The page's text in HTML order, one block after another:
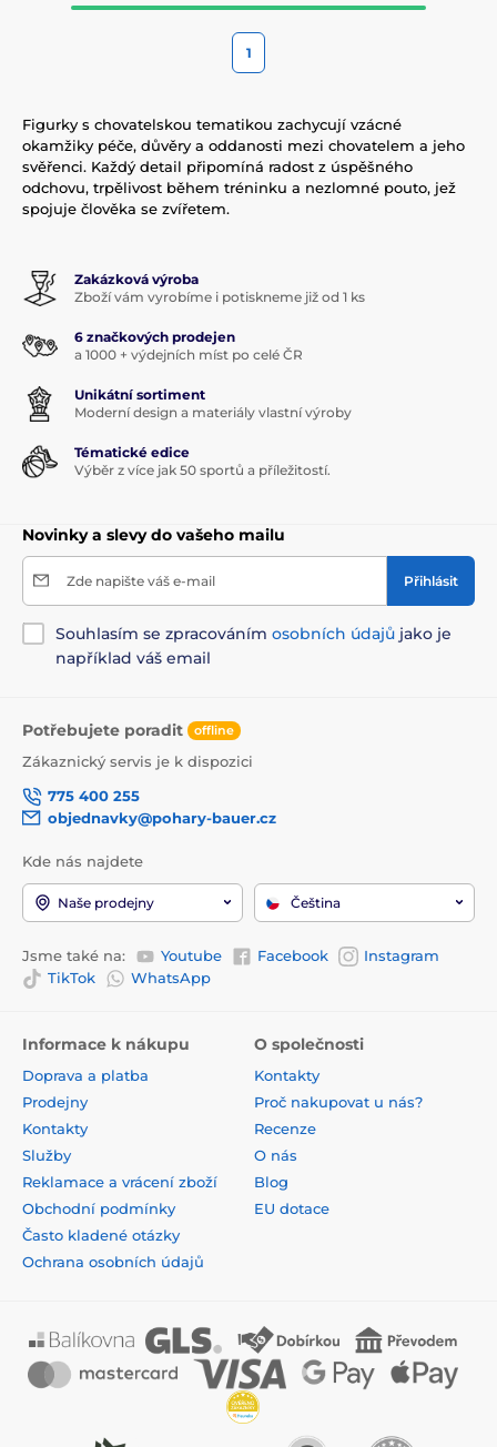
1
Figurky s chovatelskou tematikou zachycují vzácné
okamžiky péče, důvěry a oddanosti mezi chovatelem a jeho
svěřenci. Každý detail připomíná radost z úspěšného
odchovu, trpělivost během tréninku a nezlomné pouto, jež
spojuje člověka se zvířetem.
Zakázková výroba
Zboží vám vyrobíme i potiskneme již od 1 ks
6 značkových prodejen
a 1000 + výdejních míst po celé ČR
Unikátní sortiment
Moderní design a materiály vlastní výroby
Tématické edice
Výběr z více jak 50 sportů a příležitostí.
Novinky a slevy do vašeho mailu
Zde napište váš e-mail Přihlásit
Souhlasím se zpracováním osobních údajů jako je
například váš email
Potřebujete poradit offline
Zákaznický servis je k dispozici
775 400 255
objednavky@pohary-bauer.cz
Kde nás najdete
Naše prodejny Čeština
Jsme také na: Youtube Facebook
Instagram
TikTok
WhatsApp
Informace k nákupu
Doprava a platba
Prodejny
Kontakty
Služby
Reklamace a vrácení zboží
Obchodní podmínky
Často kladené otázky
Ochrana osobních údajů
O společnosti
Kontakty
Proč nakupovat u nás?
Recenze
O nás
Blog
EU dotace